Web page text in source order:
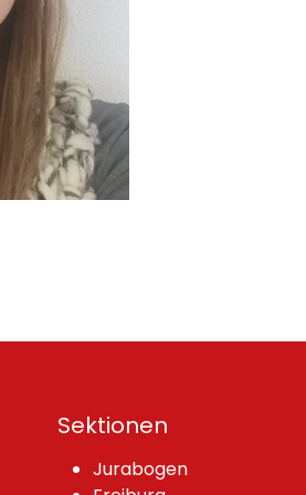
Sektionen
Jurabogen